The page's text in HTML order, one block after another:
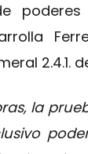
2.4.1.
la